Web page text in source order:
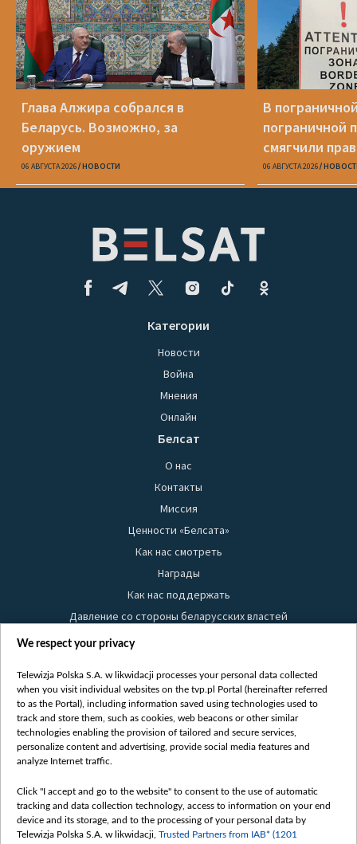
Глава Алжира собрался в
Беларусь. Возможно, за
оружием
06 АВГУСТА 2026 НОВОСТИ
В
пограничной
смягчили
06 АВГУСТА 2026
Категории
Новости
Война
Мнения
Онлайн
Белсат
О нас
Контакты
Миссия
Ценности «Белсата»
Как нас смотреть
Награды
Как нас поддержать
Давление со стороны беларусских властей
Правила использования материалов
Безопасность
Youtube
Белсат news
Белсат Life
Belsat English
Biełsat PL
Белсат Now
We respect your privacy
Telewizja Polska S.A. w likwidacji processes your personal data collected
when you visit individual websites on the tvp.pl Portal (hereinafter referred
to as the Portal), including information saved using technologies used to
track and store them, such as cookies, web beacons or other similar
technologies enabling the provision of tailored and secure services,
personalize content and advertising, provide social media features and
analyze Internet traffic.
Click "I accept and go to the website" to consent to the use of automatic
tracking and data collection technology, access to information on your end
device and its storage, and to the processing of your personal data by
Telewizja Polska S.A. w likwidacji, Trusted Partners from IAB* (1201